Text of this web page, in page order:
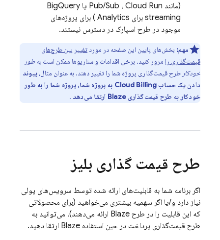
(مانند
Pub/Sub ، Cloud Run یا BigQuery
streaming برای
Analytics ) برای پروژه‌های
موجود در طرح اسپارک در دسترس نیستند.
مهم: بخش‌های پایین این صفحه در مورد تغییر بین طرح‌های
قیمت‌گذاری را مرور کنید. برخی اقدامات و سناریوها ممکن است به طور
خودکار طرح قیمت‌گذاری پروژه شما را تغییر دهند. به عنوان مثال، پیوند
دادن یک حسابCloud Billing به پروژه شما، پروژه شما را به طور
خودکار به طرح قیمت‌گذاری Blaze ارتقا می‌دهد
.
طرح قیمت گذاری بلیز
اگر برنامه شما به قابلیت‌های ارائه شده توسط سرویس‌های پولی
نیاز دارد و/یا اگر سهمیه بیشتری می‌خواهید (برای محصولاتی
که این قابلیت را در طرح Blaze ارائه می‌دهند)، می‌توانید به
طرح قیمت‌گذاری پرداخت در حین استفاده Blaze ارتقا دهید.